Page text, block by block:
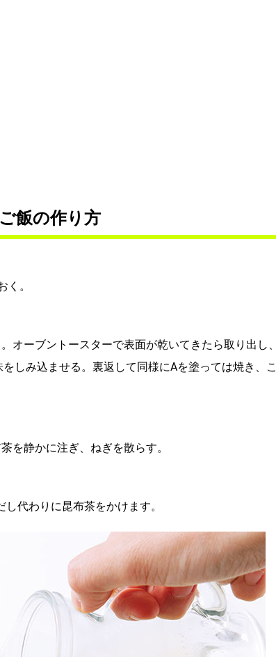
飯の作り方
。
オーブントースターで表面が乾いてきたら取り出し、
しみ込ませる。裏返して同様にAを塗っては焼き、こ
を静かに注ぎ、ねぎを散らす。
代わりに昆布茶をかけます。